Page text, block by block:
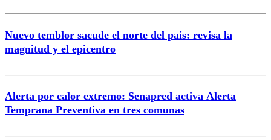
Nuevo temblor sacude el norte del país: revisa la
magnitud y el epicentro
Alerta por calor extremo: Senapred activa Alerta
Temprana Preventiva en tres comunas